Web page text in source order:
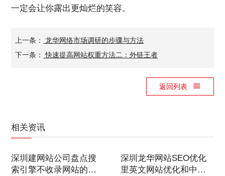
一定会让你露出更灿烂的笑容。
上一条：
龙华网络市场调研的步骤与方法
下一条： 快速提高网站权重方法二：外链王者
返回列表
相关资讯
深圳建网站公司盘点搜
索引擎不收录网站的七
深圳龙华网站SEO优化
里英文网站优化和中文